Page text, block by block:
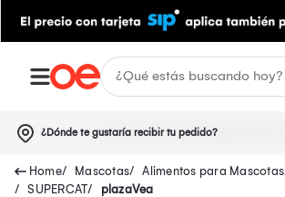
¿Dónde te gustaría recibir tu pedido?
Mascotas Alimentos para Mascotas
SUPERCAT
plazaVea